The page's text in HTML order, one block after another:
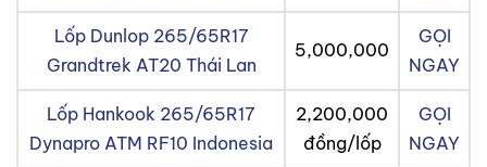
Lốp Dunlop 265/65R17
Grandtrek AT20 Thái Lan
5,000,000
GỌI
NGAY
Lốp Hankook 265/65R17
Dynapro ATM RF10 Indonesia
2,200,000
đồng/lốp
GỌI
NGAY